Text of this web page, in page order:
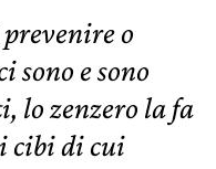
o
sono e sono
lo zenzero la fa
cibi di cui